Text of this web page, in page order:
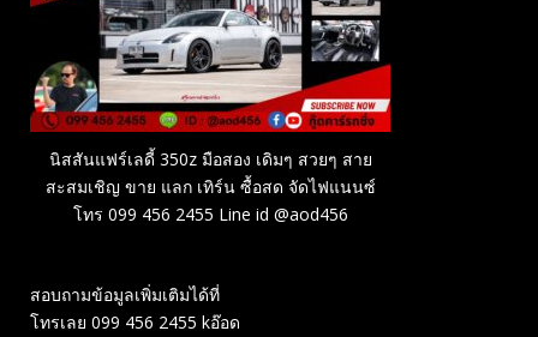
นิสสันแฟร์เลดี้ 350z มือสอง เดิมๆ สวยๆ สาย
สะสมเชิญ ขาย แลก เทิร์น ซื้อสด จัดไฟแนนซ์
โทร 099 456 2455 Line id @aod456
สอบถามข้อมูลเพิ่มเติมได้ที่
โทรเลย 099 456 2455 kอ๊อด